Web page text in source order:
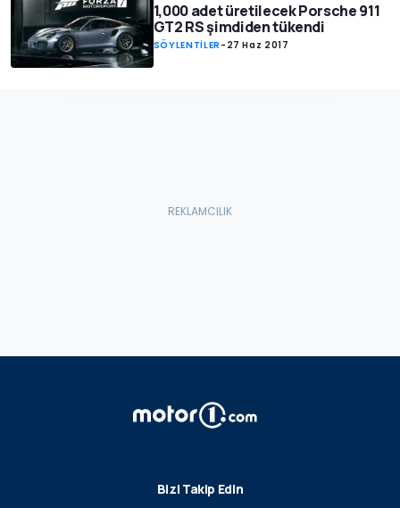
1,000 adet üretilecek Porsche 911
GT2 RS şimdiden tükendi
SÖYLENTİLER - 27 Haz 2017
Bizi Takip Edin